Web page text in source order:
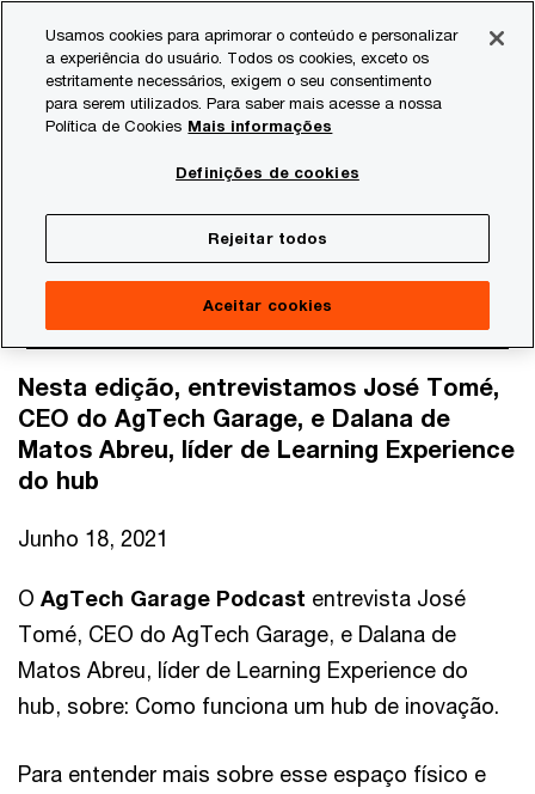
content
footer
Consultoria
Como funciona um hub
de inovação
Nesta edição, entrevistamos José Tomé,
CEO do AgTech Garage, e Dalana de
Matos Abreu, líder de Learning Experience
do hub
Junho 18, 2021
O AgTech Garage Podcast entrevista José
Tomé, CEO do AgTech Garage, e Dalana de
Matos Abreu, líder de Learning Experience do
hub, sobre: Como funciona um hub de inovação.
Para entender mais sobre esse espaço físico e
Usamos cookies para aprimorar o conteúdo e personalizar
a experiência do usuário. Todos os cookies, exceto os
estritamente necessários, exigem o seu consentimento
para serem utilizados. Para saber mais acesse a nossa
Política de Cookies Mais informações
Definições de cookies
Rejeitar todos
Aceitar cookies